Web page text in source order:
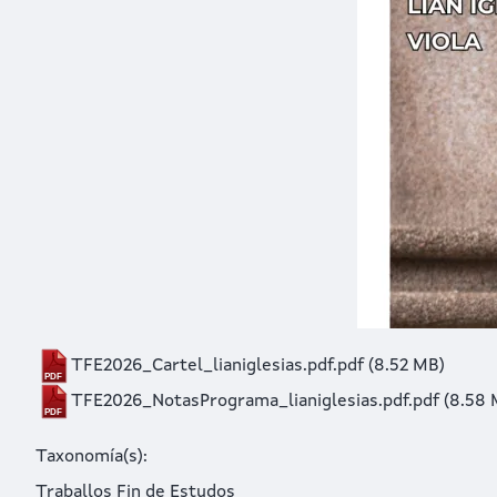
TFE2026_Cartel_lianiglesias.pdf.pdf (8.52 MB)
TFE2026_NotasPrograma_lianiglesias.pdf.pdf (8.58
Taxonomía(s)
Traballos Fin de Estudos